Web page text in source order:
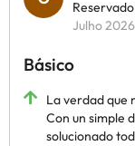
Julho 2026
Básico
La verdad que
Con un simple
solucionado